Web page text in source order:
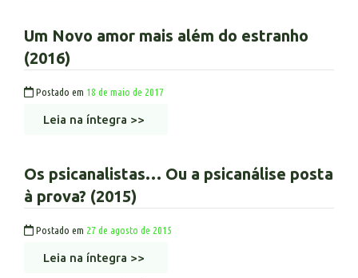
Um Novo amor mais além do estranho
(2016)
Postado em 18 de maio de 2017
Leia na íntegra >>
Os psicanalistas… Ou a psicanálise posta
à prova? (2015)
Postado em 27 de agosto de 2015
Leia na íntegra >>